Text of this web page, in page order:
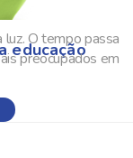
educação
O tempo passa
preocupados em